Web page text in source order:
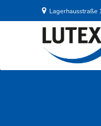
Lagerhausstraße